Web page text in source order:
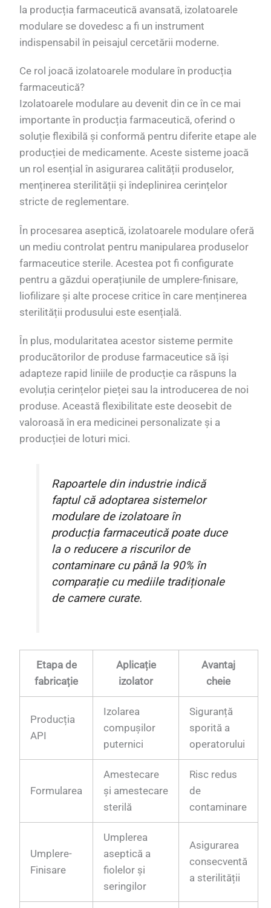
la producția farmaceutică avansată, izolatoarele
modulare se dovedesc a fi un instrument
indispensabil în peisajul cercetării moderne.
Ce rol joacă izolatoarele modulare în producția
farmaceutică?
Izolatoarele modulare au devenit din ce în ce mai
importante în producția farmaceutică, oferind o
soluție flexibilă și conformă pentru diferite etape ale
producției de medicamente. Aceste sisteme joacă
un rol esențial în asigurarea calității produselor,
menținerea sterilității și îndeplinirea cerințelor
stricte de reglementare.
În procesarea aseptică, izolatoarele modulare oferă
un mediu controlat pentru manipularea produselor
farmaceutice sterile. Acestea pot fi configurate
pentru a găzdui operațiunile de umplere-finisare,
liofilizare și alte procese critice în care menținerea
sterilității produsului este esențială.
În plus, modularitatea acestor sisteme permite
producătorilor de produse farmaceutice să își
adapteze rapid liniile de producție ca răspuns la
evoluția cerințelor pieței sau la introducerea de noi
produse. Această flexibilitate este deosebit de
valoroasă în era medicinei personalizate și a
producției de loturi mici.
Rapoartele din industrie indică
faptul că adoptarea sistemelor
modulare de izolatoare în
producția farmaceutică poate duce
la o reducere a riscurilor de
contaminare cu până la 90% în
comparație cu mediile tradiționale
de camere curate.
Etapa de
fabricație
Aplicație
izolator
Avantaj
cheie
Producția
API
Izolarea
compușilor
puternici
Siguranță
sporită a
operatorului
Formularea
Amestecare
și amestecare
sterilă
Risc redus
de
contaminare
Umplere-
Finisare
Umplerea
aseptică a
fiolelor și
seringilor
Asigurarea
consecventă
a sterilității